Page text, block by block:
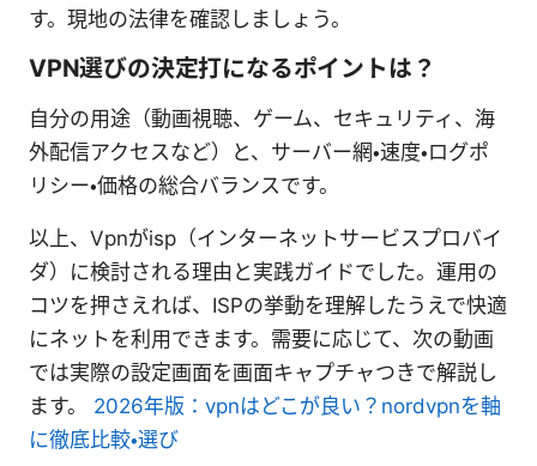
す。現地の法律を確認しましょう。
VPN選びの決定打になるポイントは？
自分の用途（動画視聴、ゲーム、セキュリティ、海
外配信アクセスなど）と、サーバー網・速度・ログポ
リシー・価格の総合バランスです。
以上、Vpnがisp（インターネットサービスプロバイ
ダ）に検討される理由と実践ガイドでした。運用の
コツを押さえれば、ISPの挙動を理解したうえで快適
にネットを利用できます。需要に応じて、次の動画
では実際の設定画面を画面キャプチャつきで解説し
ます。 2026年版：vpnはどこが良い？nordvpnを軸
に徹底比較・選び